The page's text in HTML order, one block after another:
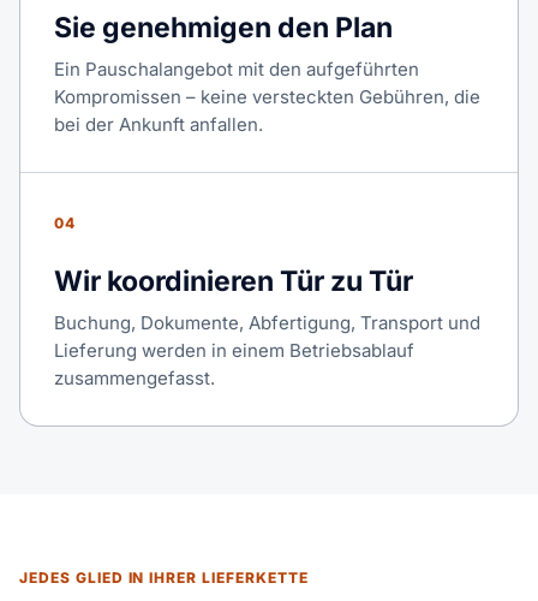
Sie genehmigen den Plan
Ein Pauschalangebot mit den aufgeführten
Kompromissen – keine versteckten Gebühren, die
bei der Ankunft anfallen.
04
Wir koordinieren Tür zu Tür
Buchung, Dokumente, Abfertigung, Transport und
Lieferung werden in einem Betriebsablauf
zusammengefasst.
JEDES GLIED IN IHRER LIEFERKETTE